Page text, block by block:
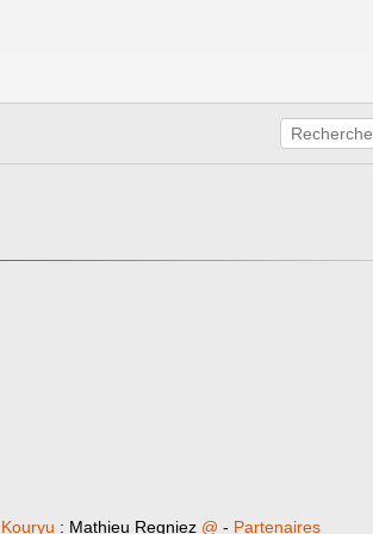
Kouryu : Mathieu Regniez @ - Partenaires